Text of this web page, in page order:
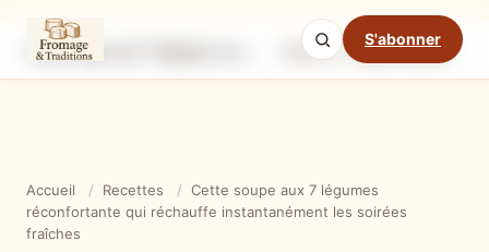
S'abonner
Ingrédients Étapes
Mode cuisine
Accueil / Recettes / Cette soupe aux 7 légumes
réconfortante qui réchauffe instantanément les soirées
fraîches